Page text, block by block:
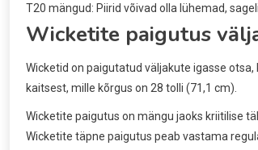
T20 mängud: Piirid võivad olla lühemad,
Wicketite paigutus
Wicketid on paigutatud väljakute igasse
kaitsest, mille kõrgus on 28 tolli (71,1 cm).
Wicketite paigutus on mängu jaoks kriitilise
Wicketite täpne paigutus peab vastama